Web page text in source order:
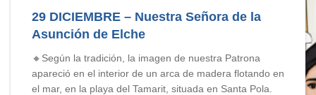
29 DICIEMBRE – Nuestra Señora de la
Asunción de Elche
🔸Según la tradición, la imagen de nuestra Patrona
apareció en el interior de un arca de madera flotando en
el mar, en la playa del Tamarit, situada en Santa Pola.